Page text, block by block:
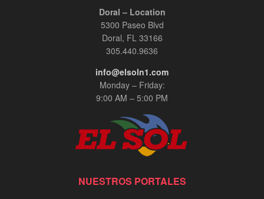
Doral – Location
5300 Paseo Blvd
Doral, FL 33166
305.440.9636
info@elsoln1.com
Monday – Friday:
9:00 AM – 5:00 PM
NUESTROS PORTALES